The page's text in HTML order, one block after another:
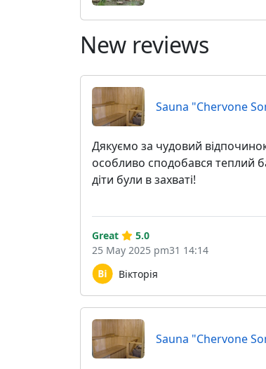
New reviews
Sauna "Chervone
Дякуємо за чудовий
особливо сподобався теплий
діти були в захваті!
Вікторія
Great
5.0
25 May 2025 pm31 14:14
Sauna "Chervone